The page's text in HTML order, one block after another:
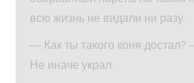
всю жизнь не видали ни разу.
— Как ты такого коня
Не иначе украл.